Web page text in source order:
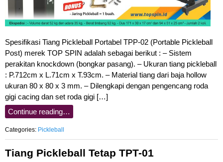
Spesifikasi Tiang Pickleball Portabel TPP-02 (Portable Pickleball
Post) merek TOP SPIN adalah sebagai berikut : – Sistem
perakitan knockdown (bongkar pasang). – Ukuran tiang pickleball
: P.712cm x L.71cm x T.93cm. – Material tiang dari baja hollow
ukuran 80 x 80 x 3 mm. – Dilengkapi dengan pengencang roda
gigi cacing dan set roda gigi […]
Continue reading…
Categories: Pickleball
Tiang Pickleball Tetap TPT-01